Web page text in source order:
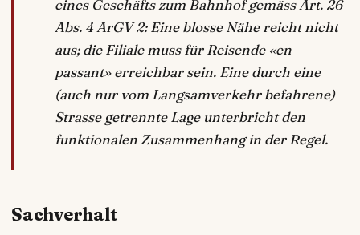
eines Geschäfts zum Bahnhof gemäss Art. 26
Abs. 4 ArGV 2: Eine blosse Nähe reicht nicht
aus; die Filiale muss für Reisende «en
passant» erreichbar sein. Eine durch eine
(auch nur vom Langsamverkehr befahrene)
Strasse getrennte Lage unterbricht den
funktionalen Zusammenhang in der Regel.
Sachverhalt